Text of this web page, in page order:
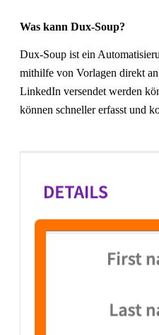
Was kann Dux-Soup?
Dux-Soup ist ein
mithilfe von Vorlagen direkt
LinkedIn versendet werden
können schneller erfasst und